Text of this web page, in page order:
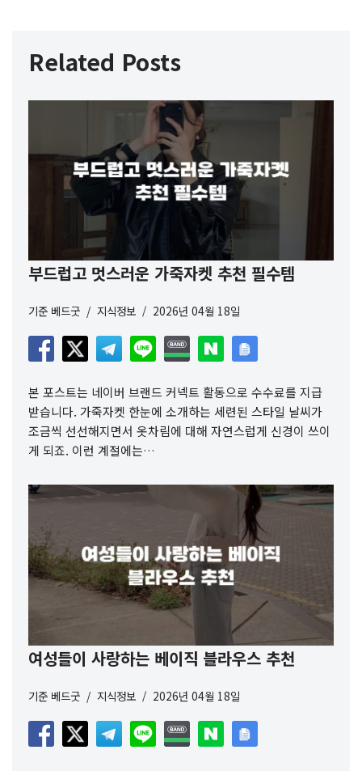
Related Posts
부드럽고 멋스러운 가죽자켓 추천 필수템
기준 베드굿 지식정보 2026년 04월 18일
본 포스트는 네이버 브랜드 커넥트 활동으로 수수료를 지급
받습니다. 가죽자켓 한눈에 소개하는 세련된 스타일 날씨가
조금씩 선선해지면서 옷차림에 대해 자연스럽게 신경이 쓰이
게 되죠. 이런 계절에는…
여성들이 사랑하는 베이직 블라우스 추천
기준 베드굿 지식정보 2026년 04월 18일